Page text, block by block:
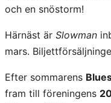
och en snöstorm!
Härnäst är Slowman
mars.
Efter sommarens
fram till föreningens